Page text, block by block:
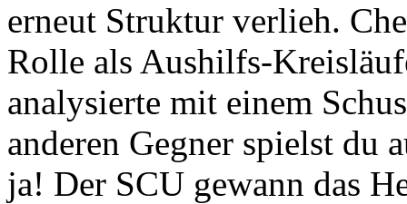
erneut Struktur verlieh.
Rolle als Aushilfs-
analysierte mit einem
anderen Gegner spielst du
ja! Der SCU gewann das